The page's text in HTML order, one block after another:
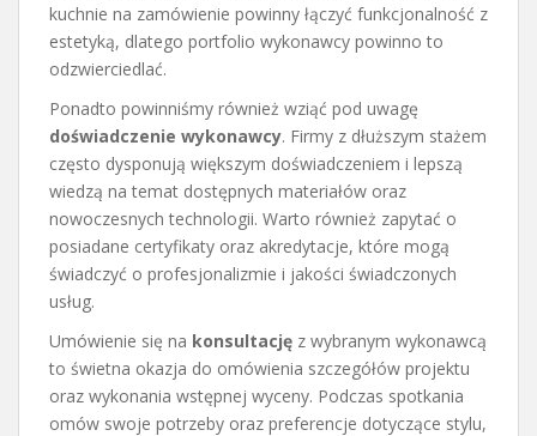
kuchnie na zamówienie powinny łączyć funkcjonalność z
estetyką, dlatego portfolio wykonawcy powinno to
odzwierciedlać.
Ponadto powinniśmy również wziąć pod uwagę
doświadczenie wykonawcy. Firmy z dłuższym stażem
często dysponują większym doświadczeniem i lepszą
wiedzą na temat dostępnych materiałów oraz
nowoczesnych technologii. Warto również zapytać o
posiadane certyfikaty oraz akredytacje, które mogą
świadczyć o profesjonalizmie i jakości świadczonych
usług.
Umówienie się na konsultację z wybranym wykonawcą
to świetna okazja do omówienia szczegółów projektu
oraz wykonania wstępnej wyceny. Podczas spotkania
omów swoje potrzeby oraz preferencje dotyczące stylu,